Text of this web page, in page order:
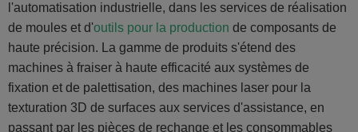
l'automatisation industrielle, dans les services de réalisation
de moules et d'outils pour la production de composants de
haute précision. La gamme de produits s'étend des
machines à fraiser à haute efficacité aux systèmes de
fixation et de palettisation, des machines laser pour la
texturation 3D de surfaces aux services d'assistance, en
passant par les pièces de rechange et les consommables